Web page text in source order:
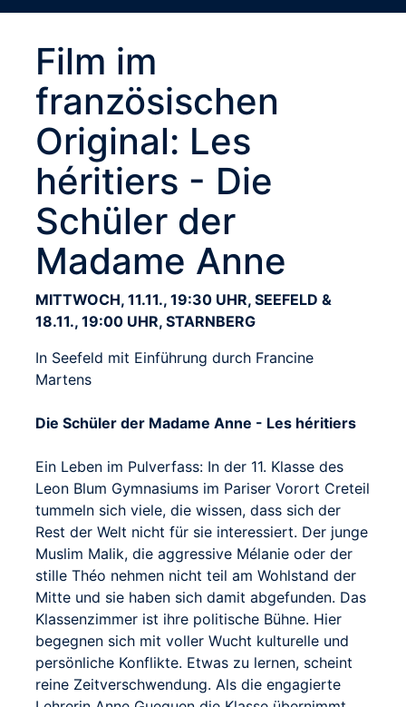
Film im
französischen
Original: Les
héritiers - Die
Schüler der
Madame Anne
MITTWOCH, 11.11., 19:30 UHR, SEEFELD &
18.11., 19:00 UHR, STARNBERG
In Seefeld mit Einführung durch Francine
Martens
Die Schüler der Madame Anne - Les héritiers
Ein Leben im Pulverfass: In der 11. Klasse des
Leon Blum Gymnasiums im Pariser Vorort Creteil
tummeln sich viele, die wissen, dass sich der
Rest der Welt nicht für sie interessiert. Der junge
Muslim Malik, die aggressive Mélanie oder der
stille Théo nehmen nicht teil am Wohlstand der
Mitte und sie haben sich damit abgefunden. Das
Klassenzimmer ist ihre politische Bühne. Hier
begegnen sich mit voller Wucht kulturelle und
persönliche Konflikte. Etwas zu lernen, scheint
reine Zeitverschwendung. Als die engagierte